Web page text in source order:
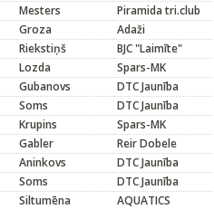
Mesters
Piramida tri.club
Groza
Adaži
Riekstiņš
BJC "Laimīte"
Lozda
Spars-MK
Gubanovs
DTC Jaunība
Soms
DTC Jaunība
Krupins
Spars-MK
Gabler
Reir Dobele
Aninkovs
DTC Jaunība
Soms
DTC Jaunība
Siltumēna
AQUATICS